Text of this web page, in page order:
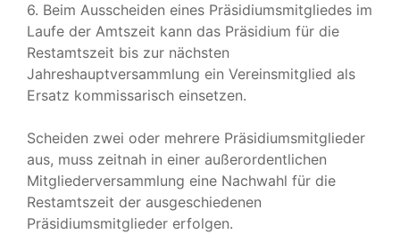
6. Beim Ausscheiden eines Präsidiumsmitgliedes im
Laufe der Amtszeit kann das Präsidium für die
Restamtszeit bis zur nächsten
Jahreshauptversammlung ein Vereinsmitglied als
Ersatz kommissarisch einsetzen.
Scheiden zwei oder mehrere Präsidiumsmitglieder
aus, muss zeitnah in einer außerordentlichen
Mitgliederversammlung eine Nachwahl für die
Restamtszeit der ausgeschiedenen
Präsidiumsmitglieder erfolgen.